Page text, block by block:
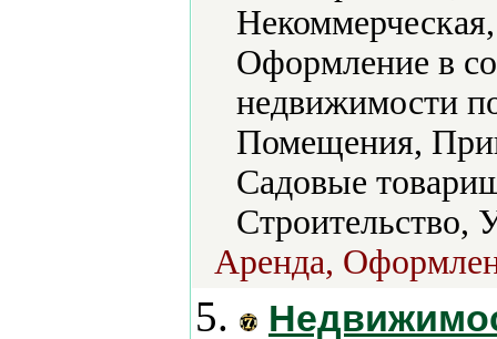
Оформление в
недвижимости
Помещения,
Садовые
Строительство,
Аренда,
5.